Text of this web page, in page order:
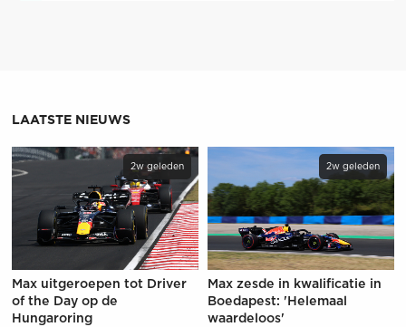
LAATSTE NIEUWS
2w geleden
Max uitgeroepen tot Driver
of the Day op de
Hungaroring
2w geleden
Max zesde in kwalificatie in
Boedapest: 'Helemaal
waardeloos'